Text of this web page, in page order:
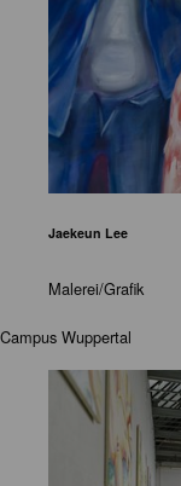
Jaekeun Lee
Malerei/Grafik
Campus Wuppertal